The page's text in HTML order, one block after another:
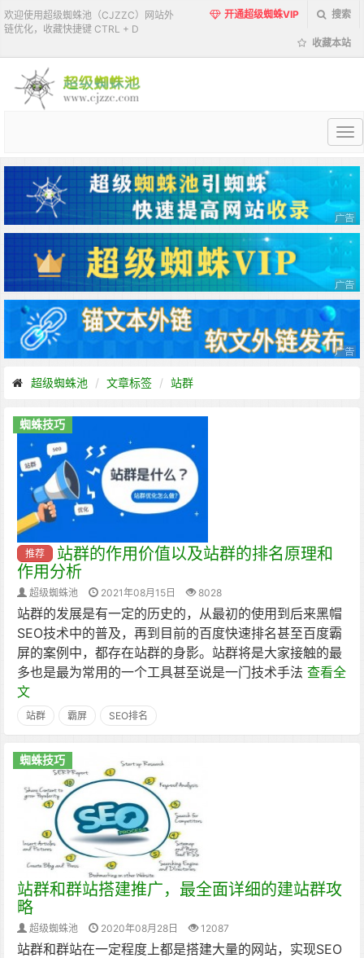
欢迎使用超级蜘蛛池（CJZZC）网站外
链优化，收藏快捷键 CTRL + D
开通超级蜘蛛VIP 搜索
收藏本站
超
蜘
蛛
池
超级蜘蛛池 文章标签 站群
蜘蛛技巧
推荐
站群的作用价值以及站群的排名原理和
作用分析
超级蜘蛛池 2021年08月15日 8028
站群的发展是有一定的历史的，从最初的使用到后来黑帽
SEO技术中的普及，再到目前的百度快速排名甚至百度霸
屏的案例中，都存在站群的身影。站群将是大家接触的最
多也是最为常用的一个工具甚至说是一门技术手法 查看全
文
站群 霸屏 SEO排名
蜘蛛技巧
站群和群站搭建推广，最全面详细的建站群攻
略
超级蜘蛛池 2020年08月28日 12087
站群和群站在一定程度上都是搭建大量的网站，实现SEO